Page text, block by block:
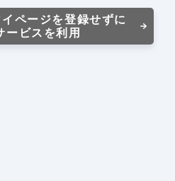
ページを登録せずに
ービスを利用